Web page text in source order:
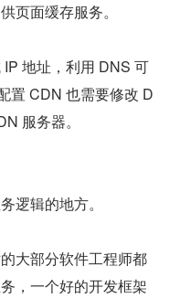
页面缓存服务。
地址，利用 DNS 可
置 CDN 也需要修改 D
服务器。
逻辑的地方。
大部分软件工程师都
，一个好的开发框架